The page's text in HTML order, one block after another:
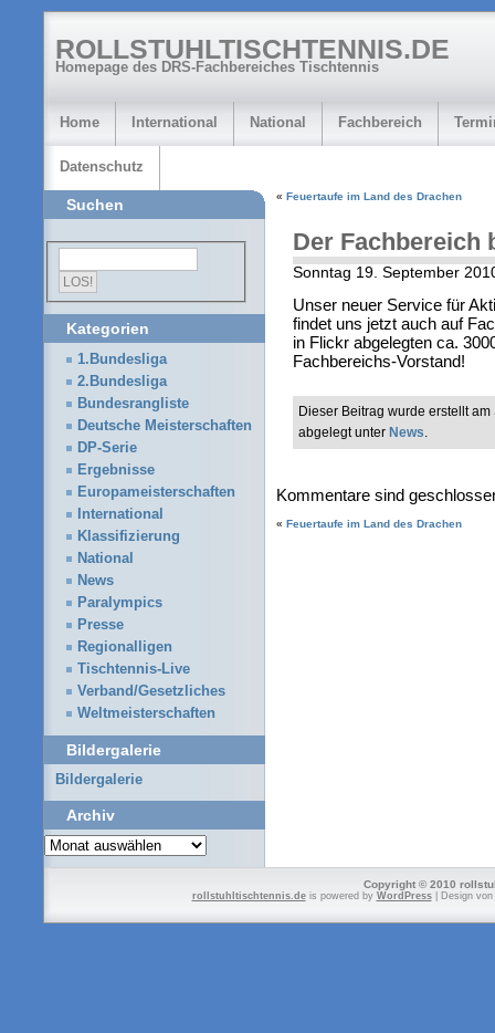
ROLLSTUHLTISCHTENNIS.DE
Homepage des DRS-Fachbereiches Tischtennis
Home International National Fachbereich
Datenschutz
« Feuertaufe im Land des Drachen
Der Fachbereich
Sonntag 19. September
Unser neuer Service für
findet uns jetzt auch auf
in Flickr abgelegten ca.
Fachbereichs-Vorstand!
Dieser Beitrag wurde erstellt
abgelegt unter News
Kommentare sind
« Feuertaufe im Land des Drachen
Suchen
Kategorien
1.Bundesliga
2.Bundesliga
Bundesrangliste
Deutsche Meisterschaften
DP-Serie
Ergebnisse
Europameisterschaften
International
Klassifizierung
National
News
Paralympics
Presse
Regionalligen
Tischtennis-Live
Verband/Gesetzliches
Weltmeisterschaften
Bildergalerie
Bildergalerie
Archiv
Archiv
Copyright © 2010
rollstuhltischtennis.deis powered by WordPress| Design von